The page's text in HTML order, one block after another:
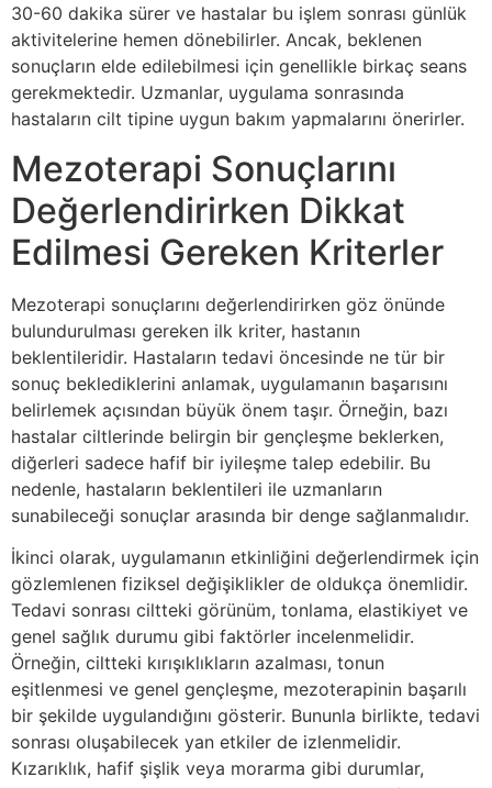
30-60 dakika sürer ve hastalar bu işlem sonrası günlük
aktivitelerine hemen dönebilirler. Ancak, beklenen
sonuçların elde edilebilmesi için genellikle birkaç seans
gerekmektedir. Uzmanlar, uygulama sonrasında
hastaların cilt tipine uygun bakım yapmalarını önerirler.
Mezoterapi Sonuçlarını
Değerlendirirken Dikkat
Edilmesi Gereken Kriterler
Mezoterapi sonuçlarını değerlendirirken göz önünde
bulundurulması gereken ilk kriter, hastanın
beklentileridir. Hastaların tedavi öncesinde ne tür bir
sonuç beklediklerini anlamak, uygulamanın başarısını
belirlemek açısından büyük önem taşır. Örneğin, bazı
hastalar ciltlerinde belirgin bir gençleşme beklerken,
diğerleri sadece hafif bir iyileşme talep edebilir. Bu
nedenle, hastaların beklentileri ile uzmanların
sunabileceği sonuçlar arasında bir denge sağlanmalıdır.
İkinci olarak, uygulamanın etkinliğini değerlendirmek için
gözlemlenen fiziksel değişiklikler de oldukça önemlidir.
Tedavi sonrası ciltteki görünüm, tonlama, elastikiyet ve
genel sağlık durumu gibi faktörler incelenmelidir.
Örneğin, ciltteki kırışıklıkların azalması, tonun
eşitlenmesi ve genel gençleşme, mezoterapinin başarılı
bir şekilde uygulandığını gösterir. Bununla birlikte, tedavi
sonrası oluşabilecek yan etkiler de izlenmelidir.
Kızarıklık, hafif şişlik veya morarma gibi durumlar,